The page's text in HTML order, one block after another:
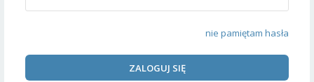
nie pamiętam hasła
ZALOGUJ SIĘ